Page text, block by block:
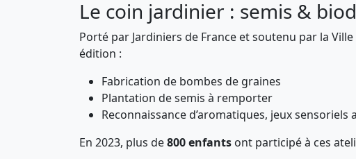
Le coin jardinier : semis &
Porté par Jardiniers de France et soutenu par la
édition :
Fabrication de bombes de graines
Plantation de semis à remporter
Reconnaissance d’aromatiques, jeux
En 2023, plus de800 enfants ont participé à ces